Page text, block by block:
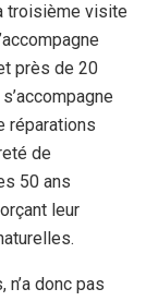
troisième visite
près de 20
réparations
de
50 ans
leur
donc pas